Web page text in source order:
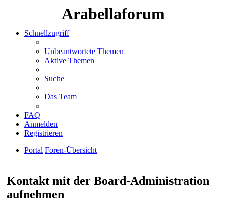
Arabellaforum
Schnellzugriff
Unbeantwortete Themen
Aktive Themen
Suche
Das Team
FAQ
Anmelden
Registrieren
Portal Foren-Übersicht
Kontakt mit der Board-Administration
aufnehmen